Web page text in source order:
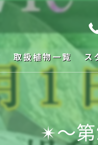
取扱植物一覧 ス
✴︎〜